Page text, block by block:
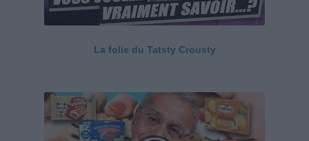
La folie du Tatsty Crousty